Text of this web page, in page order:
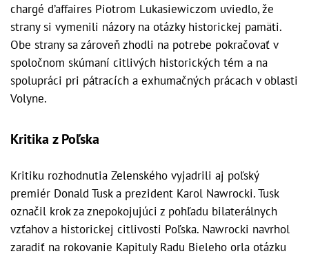
chargé d’affaires Piotrom Lukasiewiczom uviedlo, že
strany si vymenili názory na otázky historickej pamäti.
Obe strany sa zároveň zhodli na potrebe pokračovať v
spoločnom skúmaní citlivých historických tém a na
spolupráci pri pátracích a exhumačných prácach v oblasti
Volyne.
Kritika z Poľska
Kritiku rozhodnutia Zelenského vyjadrili aj poľský
premiér Donald Tusk a prezident Karol Nawrocki. Tusk
označil krok za znepokojujúci z pohľadu bilaterálnych
vzťahov a historickej citlivosti Poľska. Nawrocki navrhol
zaradiť na rokovanie Kapituly Radu Bieleho orla otázku